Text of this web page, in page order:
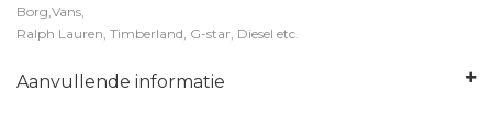
Borg,Vans,
Ralph Lauren, Timberland, G-star, Diesel etc.
Aanvullende informatie